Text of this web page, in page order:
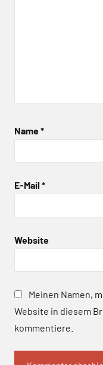
Name*
E-Mail *
Website
Meinen Namen,
Website in diesem
kommentiere.